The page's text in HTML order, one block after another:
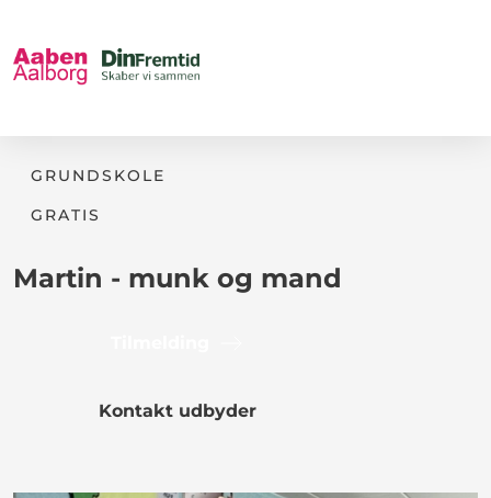
GRUNDSKOLE
GRATIS
Martin - munk og mand
Kontakt udbyder